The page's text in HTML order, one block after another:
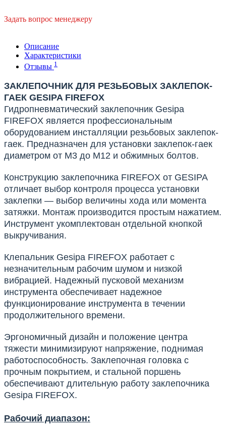
Задать вопрос менеджеру
Описание
Характеристики
Отзывы 1
ЗАКЛЕПОЧНИК ДЛЯ РЕЗЬБОВЫХ ЗАКЛЕПОК-
ГАЕК GESIPA FIREFOX
Гидропневматический заклепочник Gesipa
FIREFOX является профессиональным
оборудованием инсталляции резьбовых заклепок-
гаек. Предназначен для установки заклепок-гаек
диаметром от М3 до М12 и обжимных болтов.
Конструкцию заклепочника FIREFOX от GESIPA
отличает выбор контроля процесса установки
заклепки — выбор величины хода или момента
затяжки. Монтаж производится простым нажатием.
Инструмент укомплектован отдельной кнопкой
выкручивания.
Клепальник Gesipa FIREFOX работает с
незначительным рабочим шумом и низкой
вибрацией. Надежный пусковой механизм
инструмента обеспечивает надежное
функционирование инструмента в течении
продолжительного времени.
Эргономичный дизайн и положение центра
тяжести минимизируют напряжение, поднимая
работоспособность. Заклепочная головка с
прочным покрытием, и стальной поршень
обеспечивают длительную работу заклепочника
Gesipa FIREFOX.
​Рабочий диапазон: